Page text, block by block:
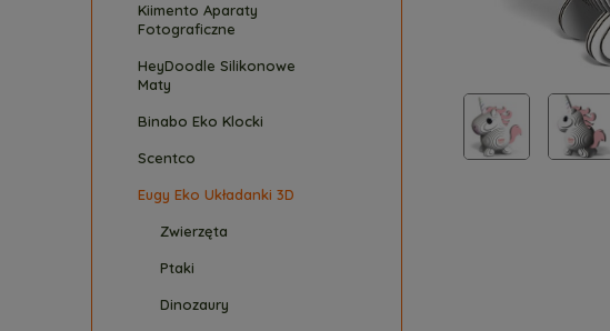
Kiimento Aparaty
Fotograficzne
HeyDoodle Silikonowe
Maty
Binabo Eko Klocki
Scentco
Eugy Eko Układanki 3D
Zwierzęta
Ptaki
Dinozaury